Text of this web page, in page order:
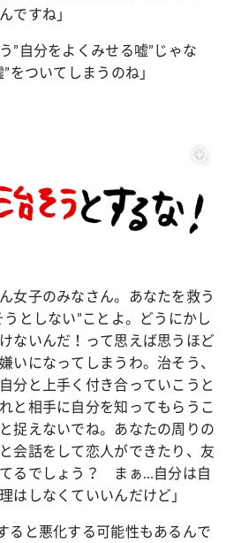
ですね」
”自分をよくみせる嘘”じゃな
”をついてしまうのね」
女子のみなさん。あなたを救う
としない”ことよ。どうにかし
ないんだ！って思えば思うほど
いになってしまうわ。治そう、
分と上手く付き合っていこうと
と相手に自分を知ってもらうこ
捉えないでね。あなたの周りの
会話をして恋人ができたり、友
るでしょう？ まぁ…自分は自
はしなくていいんだけど」
ると悪化する可能性もあるんで